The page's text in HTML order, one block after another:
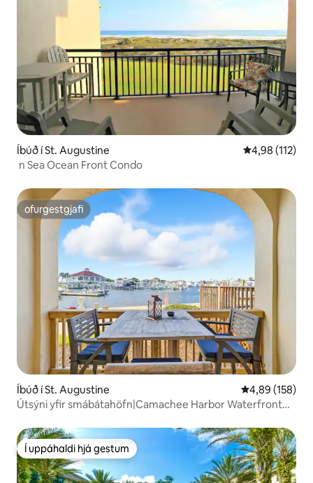
Íbúð í St. Augustine 4,98 af 5 í
4,98 (112)
‌ n Sea Ocean Front Condo
ofurgestgjafi
ofurgestgjafi
Íbúð í St. Augustine 4,89 af 5 í
4,89 (158)
Útsýni yfir smábátahöfn|Camachee Harbor Waterfront
Í uppáhaldi hjá gestum
Í uppáhaldi hjá gestum